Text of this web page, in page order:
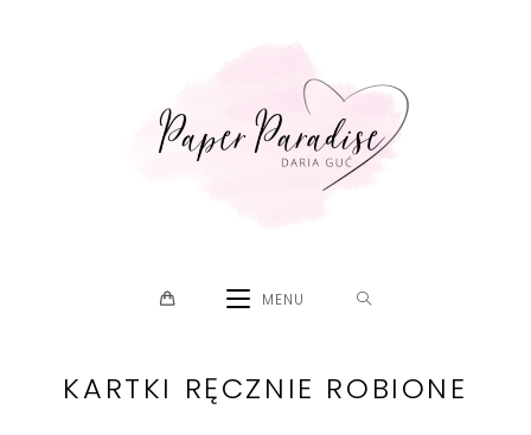
MENU
KARTKI RĘCZNIE ROBIONE